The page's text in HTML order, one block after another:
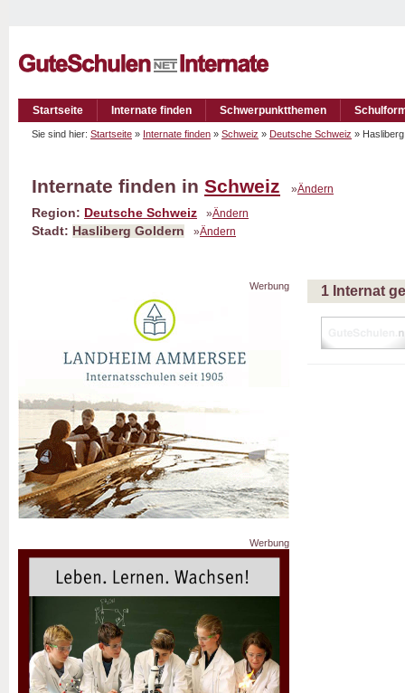
Startseite Internate finden Schwerpunktthemen
Sie sind hier: Startseite » Internate finden » Schweiz » Deutsche Schweiz »
Internate finden in Schweiz »Ändern
Region: Deutsche Schweiz »Ändern
Stadt: Hasliberg Goldern »Ändern
Werbung
Werbung
1 Internat